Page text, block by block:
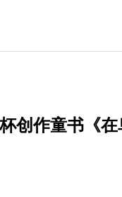
创作童书《